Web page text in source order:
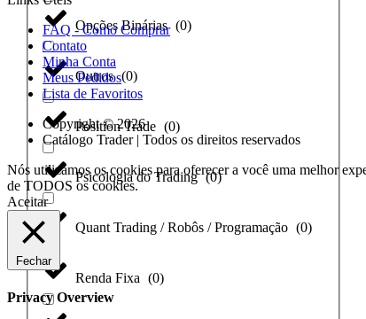
Opções Binárias (0)
Outros (0)
Position Trade (0)
Psicologia do Trading (0)
Quant Trading / Robôs / Programação (0)
Renda Fixa (0)
FAQ - Como Comprar
Contato
Minha Conta
Meus Pedidos
Lista de Favoritos
Copyright © 2026
Catálogo Trader | Todos os direitos reservados
Nós utilizamos os cookies para oferecer a você uma melhor
de TODOS os cookies.
Aceitar
Fechar
Privacy Overview